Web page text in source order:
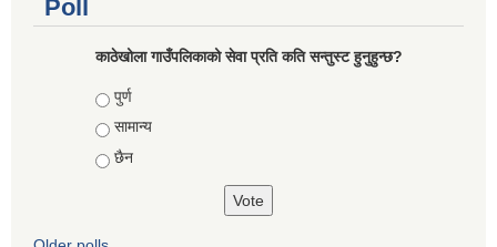
Poll
काठेखोला गाउँपलिकाको सेवा प्रति कति सन्तुस्ट हुनुहुन्छ?
Choices
पुर्ण
सामान्य
छैन